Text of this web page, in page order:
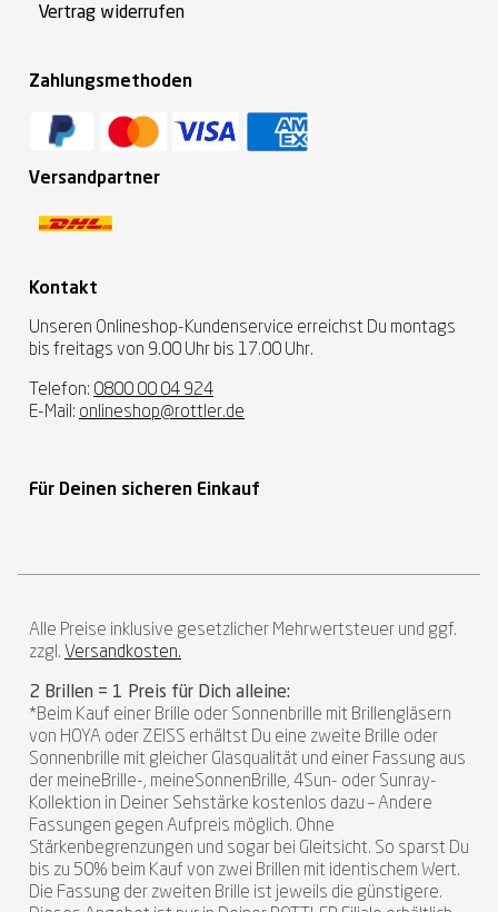
Vertrag widerrufen
Zahlungsmethoden
Versandpartner
Kontakt
Unseren Onlineshop-Kundenservice erreichst Du montags
bis freitags von 9.00 Uhr bis 17.00 Uhr.
Telefon: 0800 00 04 924
E-Mail: onlineshop@rottler.de
Für Deinen sicheren Einkauf
Alle Preise inklusive gesetzlicher Mehrwertsteuer und ggf.
zzgl. Versandkosten.
2 Brillen = 1 Preis für Dich alleine:
*Beim Kauf einer Brille oder Sonnenbrille mit Brillengläsern
von HOYA oder ZEISS erhältst Du eine zweite Brille oder
Sonnenbrille mit gleicher Glasqualität und einer Fassung aus
der meineBrille-, meineSonnenBrille, 4Sun- oder Sunray-
Kollektion in Deiner Sehstärke kostenlos dazu – Andere
Fassungen gegen Aufpreis möglich. Ohne
Stärkenbegrenzungen und sogar bei Gleitsicht. So sparst Du
bis zu 50% beim Kauf von zwei Brillen mit identischem Wert.
Die Fassung der zweiten Brille ist jeweils die günstigere.